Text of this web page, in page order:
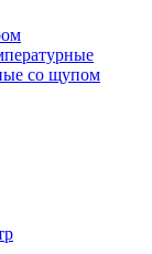
со щупом